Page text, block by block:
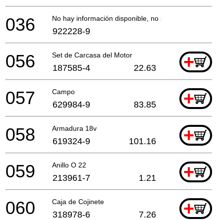
No hay información disponible, no se puede pedir
036 922228-9
Set de Carcasa del Motor +
056 187585-4 22.63
Campo +
057 629984-9 83.85
Armadura 18v +
058 619324-9 101.16
Anillo O 22 +
059 213961-7 1.21
Caja de Cojinete +
060 318978-6 7.26